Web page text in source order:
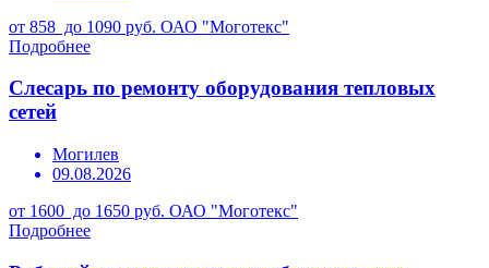
от 858 до 1090 руб. ОАО "Моготекс"
Подробнее
Слесарь по ремонту оборудования тепловых
сетей
Могилев
09.08.2026
от 1600 до 1650 руб. ОАО "Моготекс"
Подробнее